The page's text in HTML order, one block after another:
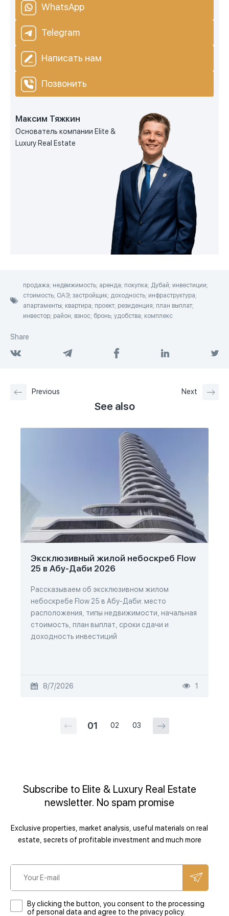
WhatsApp
Telegram
Написать нам
Позвонить
Максим Тяжкин
Основатель компании Elite &
Luxury Real Estate
продажа; недвижимость; аренда; покупка; Дубай; инвестиции;
стоимость; ОАЭ; застройщик; доходность; инфраструктура;
апартаменты; квартира; проект; резиденция; план выплат;
инвестор; район; взнос; бронь; удобства; комплекс
Share
Previous Next
See also
Эксклюзивный жилой небоскреб Flow
25 в Абу-Даби 2026
Рассказываем об эксклюзивном жилом
небоскребе Flow 25 в Абу-Даби: место
расположения, типы недвижимости, начальная
стоимость, план выплат, сроки сдачи и
доходность инвестиций
8/7/2026 1
01 02 03
Subscribe to Elite & Luxury Real Estate
newsletter. No spam promise
Exclusive properties, market analysis, useful materials on real
estate, secrets of profitable investment and much more
By clicking the button, you consent to the processing
of personal data and agree to the privacy policy.